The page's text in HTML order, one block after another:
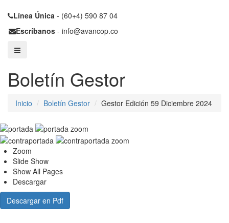
Línea Única - (60+4) 590 87 04
Escríbanos - info@avancop.co
Boletín Gestor
Inicio Boletín Gestor Gestor Edición 59 Diciembre 2024
Zoom
Slide Show
Show All Pages
Descargar
Descargar en Pdf